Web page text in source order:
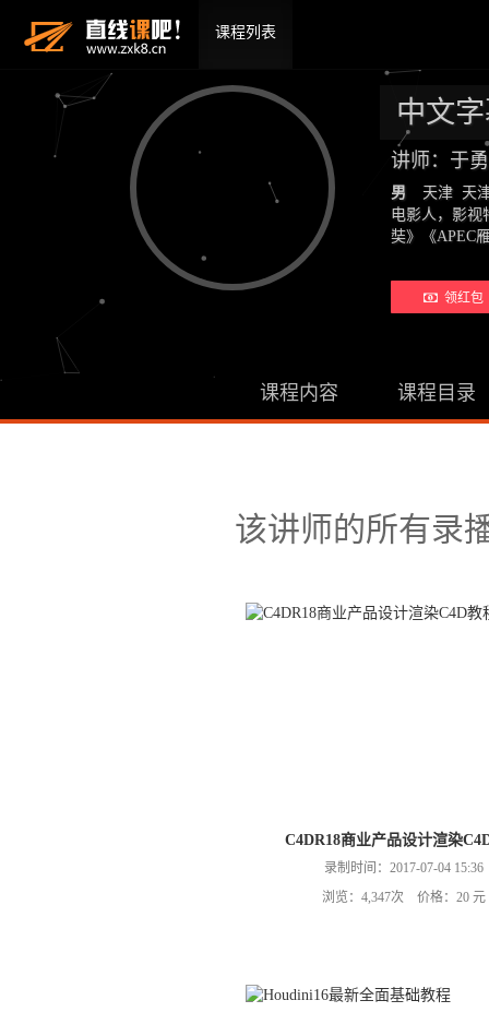
课程列表
中文
讲师：于
男
天津 天
电影人，影视
奘》《APEC
领红包
课程内容 课程目录
该讲师的所有录
C4DR18商业产品设计渲染
录制时间：2017-07-04 15:36
浏览：4,347次 价格：20 元